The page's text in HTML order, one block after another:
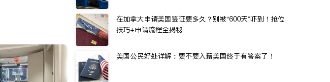
在加拿大申请美国签证要多久？别被“600天”吓到！抢位
技巧+申请流程全揭秘
美国公民好处详解：要不要入籍美国终于有答案了！